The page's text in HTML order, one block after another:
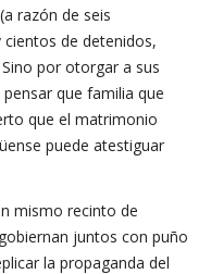
razón de seis
de detenidos,
por otorgar a sus
que familia que
que el matrimonio
puede atestiguar
mismo recinto de
juntos con puño
la propaganda del